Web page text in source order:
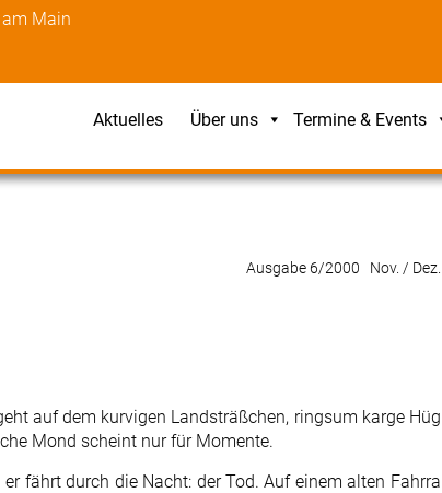
Main
Aktuelles Über uns Termine & Events
Ausgabe 6/2000 Nov. / Dez.
auf dem kurvigen Landsträßchen, ringsum karge Hüg
Mond scheint nur für Momente.
er fährt durch die Nacht: der Tod. Auf einem alten Fahrra